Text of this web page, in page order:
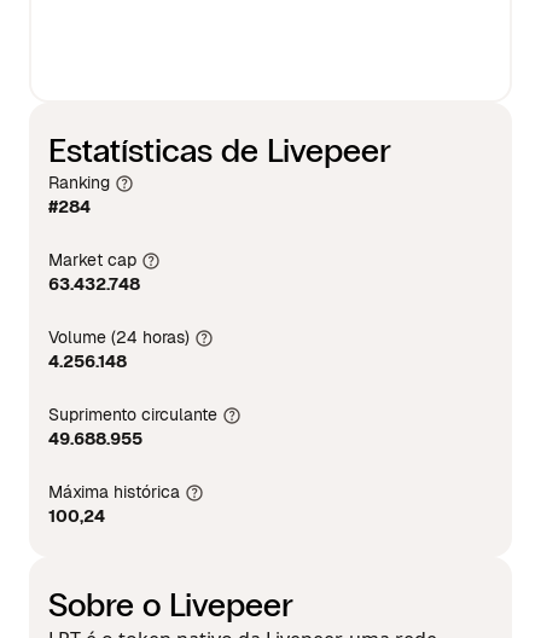
Estatísticas de Livepeer
Ranking
#284
Market cap
63.432.748
Volume (24 horas)
4.256.148
Suprimento circulante
49.688.955
Máxima histórica
100,24
Sobre o Livepeer